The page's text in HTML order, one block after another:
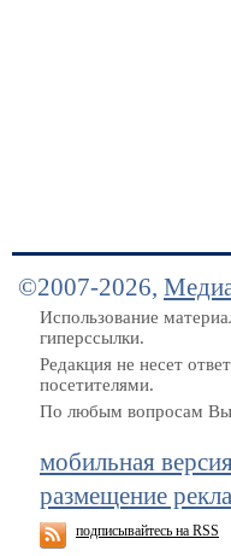
©2007-2026,
Использование
гиперссылки.
Редакция не несет
посетителями.
По любым вопросам
мобильная
размещение
подписывайтесь на RSS